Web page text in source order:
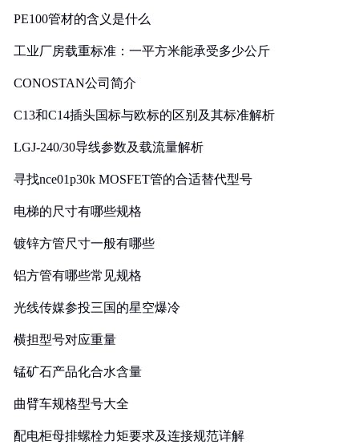
PE100管材的含义是什么
工业厂房载重标准：一平方米能承受多少公斤
CONOSTAN公司简介
C13和C14插头国标与欧标的区别及其标准解析
LGJ-240/30导线参数及载流量解析
寻找nce01p30k MOSFET管的合适替代型号
电梯的尺寸有哪些规格
镀锌方管尺寸一般有哪些
铝方管有哪些常见规格
光线传媒参投三国的星空爆冷
横担型号对应重量
锰矿石产品化合水含量
曲臂车规格型号大全
配电柜母排螺栓力矩要求及连接规范详解